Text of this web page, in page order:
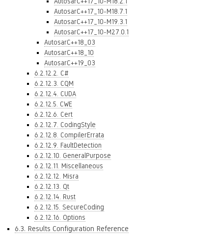
AutosarC++17_10-M18.7.1
AutosarC++17_10-M19.3.1
AutosarC++17_10-M27.0.1
AutosarC++18_03
AutosarC++18_10
AutosarC++19_03
6.2.12.2. C#
6.2.12.3. CQM
6.2.12.4. CUDA
6.2.12.5. CWE
6.2.12.6. Cert
6.2.12.7. CodingStyle
6.2.12.8. CompilerErrata
6.2.12.9. FaultDetection
6.2.12.10. GeneralPurpose
6.2.12.11. Miscellaneous
6.2.12.12. Misra
6.2.12.13. Qt
6.2.12.14. Rust
6.2.12.15. SecureCoding
6.2.12.16. Options
6.3. Results Configuration Reference